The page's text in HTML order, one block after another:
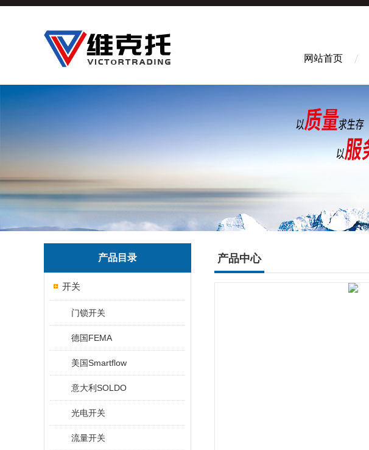
网站首页
产品目录
开关
门锁开关
德国FEMA
美国Smartflow
意大利SOLDO
光电开关
流量开关
产品中心